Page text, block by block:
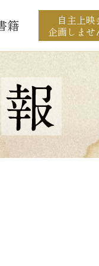
籍
自主上映
企画しませ